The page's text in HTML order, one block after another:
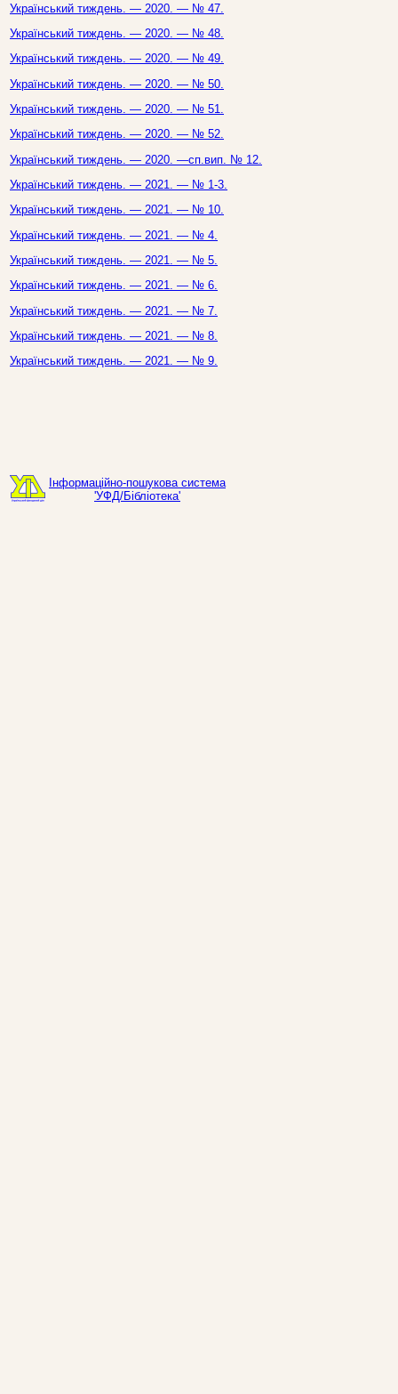
Український тиждень. — 2020. — № 47.
Український тиждень. — 2020. — № 48.
Український тиждень. — 2020. — № 49.
Український тиждень. — 2020. — № 50.
Український тиждень. — 2020. — № 51.
Український тиждень. — 2020. — № 52.
Український тиждень. — 2020. —сп.вип. № 12.
Український тиждень. — 2021. — № 1-3.
Український тиждень. — 2021. — № 10.
Український тиждень. — 2021. — № 4.
Український тиждень. — 2021. — № 5.
Український тиждень. — 2021. — № 6.
Український тиждень. — 2021. — № 7.
Український тиждень. — 2021. — № 8.
Український тиждень. — 2021. — № 9.
Інформаційно-пошукова система
'УФД/Бібліотека'